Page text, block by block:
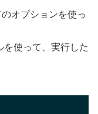
オプションを使っ
使って、実行した